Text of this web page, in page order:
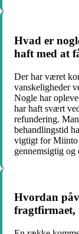
Hvad er
haft med at
Der har været
vanskeligheder
Nogle har
har haft svært
refundering.
behandlingstid
vigtigt for Miinto
gennemsigtig
Hvordan
fragtfirmaet,